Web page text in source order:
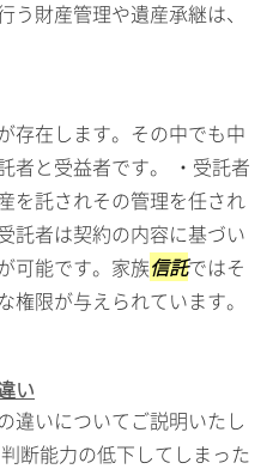
財産管理や遺産承継は、
存在します。その中でも中
者と受益者です。 ・受託者
を託されその管理を任され
託者は契約の内容に基づい
可能です。家族信託ではそ
限が与えられています。
い
違いについてご説明いたし
断能力の低下してしまった